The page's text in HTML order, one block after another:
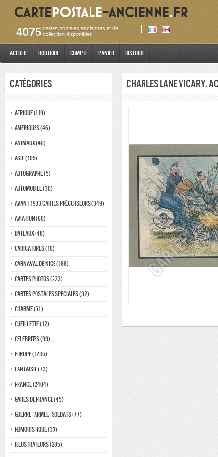
4075 cartes postales anciennes et de
collection disponibles.
Accueil Boutique Compte Panier Histoire
Catégories
Afrique (119)
Amériques (46)
Animaux (40)
Asie (105)
Autographe (5)
Automobile (30)
Avant 1903 Cartes précurseurs (349)
Aviation (60)
Bateaux (48)
Caricatures (10)
Carnaval de nice (188)
Cartes photos (223)
Cartes postales speciales (92)
Charme (51)
Cueillette (12)
Célébrités (99)
Europe (1235)
Fantaisie (73)
France (2404)
Gares de france (45)
Guerre - Armée - Soldats (77)
Humoristique (33)
Illustrateurs (285)
Charles Lane Vicary.